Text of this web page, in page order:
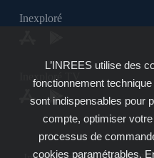
Inexploré
Inexploré TV
L’INREES utilise des
fonctionnement
sont indispensables pour
compte, optimiser
processus de
cookies paramétrables.